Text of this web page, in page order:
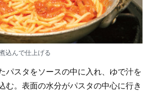
込んで仕上げる
パスタをソースの中に入れ、ゆで汁を
む。表面の水分がパスタの中心に行き